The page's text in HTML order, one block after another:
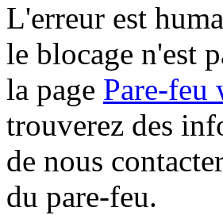
L'erreur est
le blocage n'est
la page Pare-feu
trouverez des
de nous
du pare-feu.